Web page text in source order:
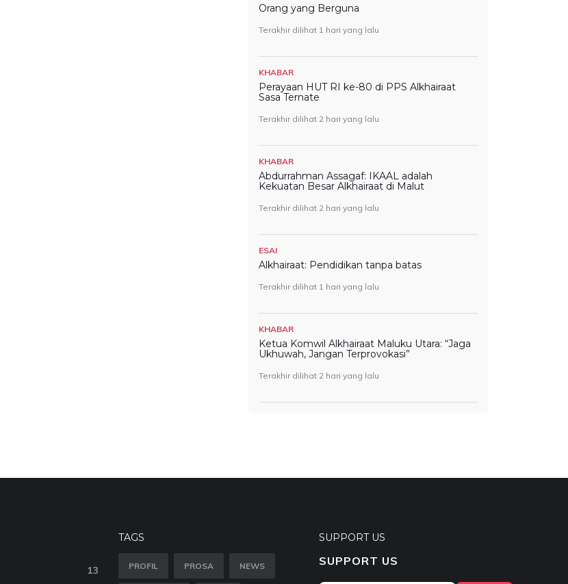
Orang yang Berguna
Terakhir dilihat 1 hari yang lalu
KHABAR
Perayaan HUT RI ke-80 di PPS Alkhairaat
Sasa Ternate
Terakhir dilihat 2 hari yang lalu
KHABAR
Abdurrahman Assagaf: IKAAL adalah
Kekuatan Besar Alkhairaat di Malut
Terakhir dilihat 2 hari yang lalu
ESAI
Alkhairaat: Pendidikan tanpa batas
Terakhir dilihat 1 hari yang lalu
KHABAR
Ketua Komwil Alkhairaat Maluku Utara: “Jaga
Ukhuwah, Jangan Terprovokasi”
Terakhir dilihat 2 hari yang lalu
13
TAGS
PROFIL PROSA NEWS
SUPPORT US
SUPPORT US